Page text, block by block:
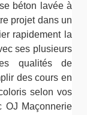
béton lavée à
projet dans un
rapidement la
ses plusieurs
qualités de
des cours en
selon vos
OJ Maçonnerie